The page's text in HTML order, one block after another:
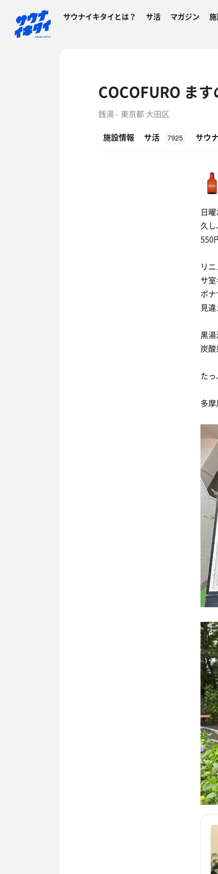
サウナイキタイとは？ サ活 マガジン
COCOFURO ま
銭湯 - 東京都 大田区
施設情報
サ活 7925 サウ
日
久
550
リ
サ
ボ
見
黒
炭
た
多